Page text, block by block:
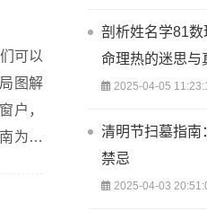
可以
图解
户，
为吉
剖析姓名学81
命理热的迷思与
2025-04-05
清明节扫墓指南
禁忌
2025-04-03